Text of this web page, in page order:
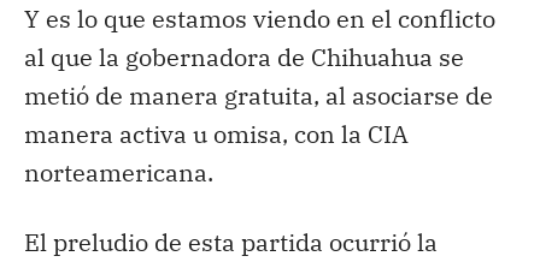
Y es lo que estamos viendo en el conflicto
al que la gobernadora de Chihuahua se
metió de manera gratuita, al asociarse de
manera activa u omisa, con la CIA
norteamericana.
El preludio de esta partida ocurrió la